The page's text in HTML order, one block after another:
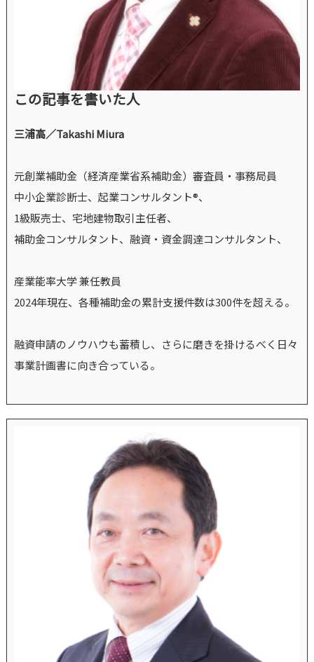
この記事を書いた人
三浦高／Takashi Miura
元創業補助金（経済産業省系補助金）審査員・事務局員
中小企業診断士、起業コンサルタント®、
1級販売士、宅地建物取引主任者、
補助金コンサルタント、融資・資金調達コンサルタント、
産業能率大学 兼任教員
2024年現在、各種補助金の累計支援件数は300件を超える。
融資申請のノウハウも蓄積し、さらに磨きを掛けるべく日々
事業計画書に向き合っている。